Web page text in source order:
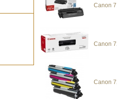
Canon
Canon
Canon